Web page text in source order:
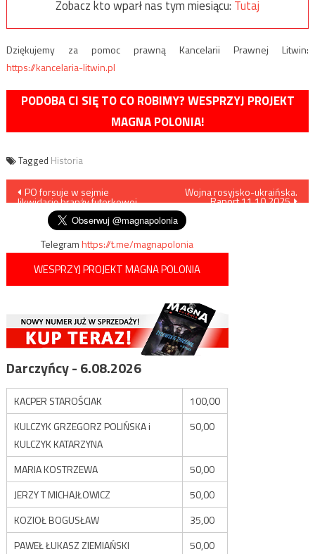
Zobacz kto wparł nas tym miesiącu: Tutaj
Dziękujemy za pomoc prawną Kancelarii Prawnej Litwin:
https://kancelaria-litwin.pl
PODOBA CI SIĘ TO CO ROBIMY? WESPRZYJ PROJEKT
MAGNA POLONIA!
Tagged Historia
Nawigacja
wpisu
PO forsuje w sejmie
likwidację branży futerkowej
Wojna rosyjsko-ukraińska.
Raport 11.10.2025
Telegramhttps://t.me/magnapolonia
WESPRZYJ PROJEKT MAGNA POLONIA
Darczyńcy - 6.08.2026
KACPER STAROŚCIAK
100,00
KULCZYK GRZEGORZ POLIŃSKA i
KULCZYK KATARZYNA
50,00
MARIA KOSTRZEWA
50,00
JERZY T MICHAJŁOWICZ
50,00
KOZIOŁ BOGUSŁAW
35,00
PAWEŁ ŁUKASZ ZIEMIAŃSKI
50,00